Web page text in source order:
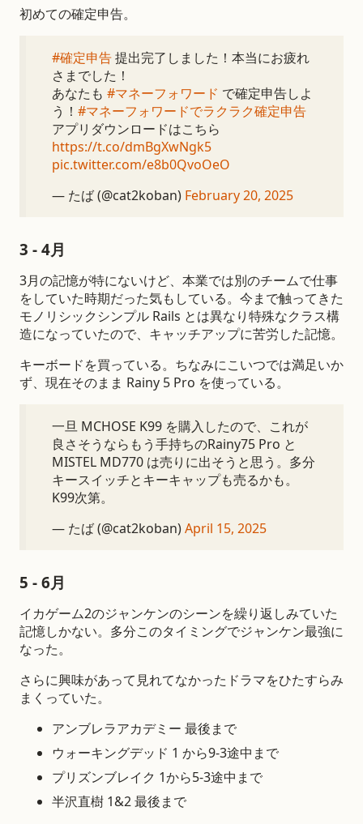
初めての確定申告。
#確定申告提出完了しました！本当にお疲れ
さまでした！
あなたも #マネーフォワード で確定申告しよ
う！ #マネーフォワードでラクラク確定申告
アプリダウンロードはこちら
https://t.co/dmBgXwNgk5
pic.twitter.com/e8b0QvoOeO
— たば (@cat2koban) February 20, 2025
3 - 4月
3月の記憶が特にないけど、本業では別のチームで仕事
をしていた時期だった気もしている。今まで触ってきた
モノリシックシンプル Rails とは異なり特殊なクラス構
造になっていたので、キャッチアップに苦労した記憶。
キーボードを買っている。ちなみにこいつでは満足いか
ず、現在そのまま Rainy 5 Pro を使っている。
一旦 MCHOSE K99 を購入したので、これが
良さそうならもう手持ちのRainy75 Pro と
MISTEL MD770 は売りに出そうと思う。多分
キースイッチとキーキャップも売るかも。
K99次第。
— たば (@cat2koban)April 15, 2025
5 - 6月
イカゲーム2のジャンケンのシーンを繰り返しみていた
記憶しかない。多分このタイミングでジャンケン最強に
なった。
さらに興味があって見れてなかったドラマをひたすらみ
まくっていた。
アンブレラアカデミー 最後まで
ウォーキングデッド 1 から9-3途中まで
プリズンブレイク 1から5-3途中まで
半沢直樹 1&2 最後まで